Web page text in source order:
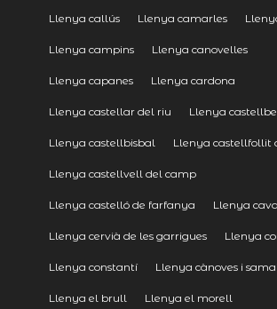
Llenya callús Llenya camarles
Llenya campins Llenya canovelles
Llenya capanes Llenya cardona
Llenya castellar del riu Llenya
Llenya castellbisbal Llenya castellfollit
Llenya castellvell del camp
Llenya castelló de farfanya Llenya cava
Llenya cervià de les garrigues Llenya
Llenya constantí Llenya cànoves i
Llenya el brull Llenya el morell